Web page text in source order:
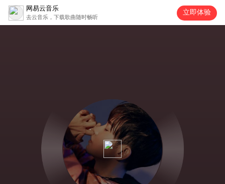
网易云音乐
去云音乐，下载歌曲随时畅听
立即体验